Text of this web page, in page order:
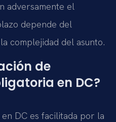
adversamente el
depende del
complejidad del asunto.
de
en DC?
DC es facilitada por la